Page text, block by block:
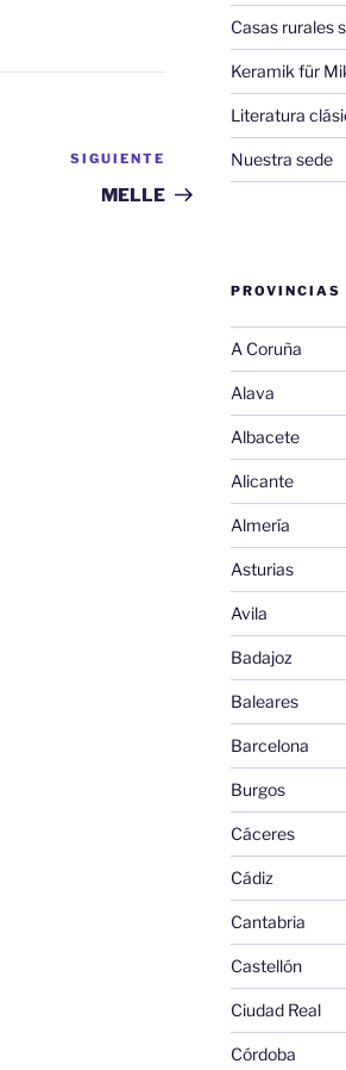
Siguiente
entrada
SIGUIENTE
MELLE
Casas rurales
Keramik für
Literatura
Nuestra sede
PROVINCIAS
A Coruña
Alava
Albacete
Alicante
Almería
Asturias
Avila
Badajoz
Baleares
Barcelona
Burgos
Cáceres
Cádiz
Cantabria
Castellón
Ciudad Real
Córdoba